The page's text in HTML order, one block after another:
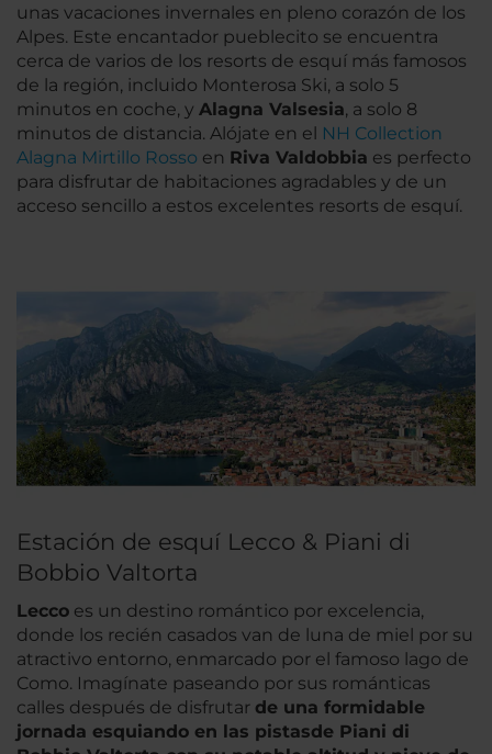
unas vacaciones invernales en pleno corazón de los
Alpes. Este encantador pueblecito se encuentra
cerca de varios de los resorts de esquí más famosos
de la región, incluido Monterosa Ski, a solo 5
minutos en coche, y Alagna Valsesia, a solo 8
minutos de distancia. Alójate en el NH Collection
Alagna Mirtillo Rosso en Riva Valdobbia es perfecto
para disfrutar de habitaciones agradables y de un
acceso sencillo a estos excelentes resorts de esquí.
Estación de esquí Lecco & Piani di
Bobbio Valtorta
Lecco es un destino romántico por excelencia,
donde los recién casados van de luna de miel por su
atractivo entorno, enmarcado por el famoso lago de
Como. Imagínate paseando por sus románticas
calles después de disfrutar de una formidable
jornada esquiando en las pistasde Piani di